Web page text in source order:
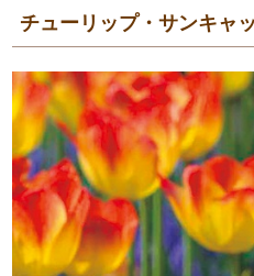
チューリップ・サンキャ